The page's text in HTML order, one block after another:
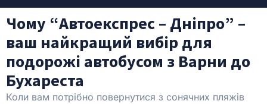
Чому “Автоекспрес – Дніпро” –
ваш найкращий вибір для
подорожі автобусом з Варни до
Бухареста
Коли вам потрібно повернутися з сонячних пляжів